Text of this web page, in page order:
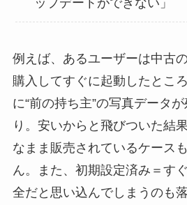
ップデートができない」
例えば、あるユーザーは中古
購入してすぐに起動したとこ
に“前の持ち主”の写真データ
り。安いからと飛びついた結
なまま販売されているケース
ん。また、初期設定済み＝す
全だと思い込んでしまうのも